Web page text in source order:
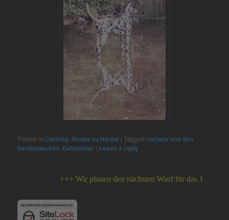
Posted in Carlotta Neues zu Hause |Tagged carlotta von den
Sandstuecken Dalmatiner | Leave a reply
+++ Wir planen den nächsten Wurf für das Jahr 2026 +++